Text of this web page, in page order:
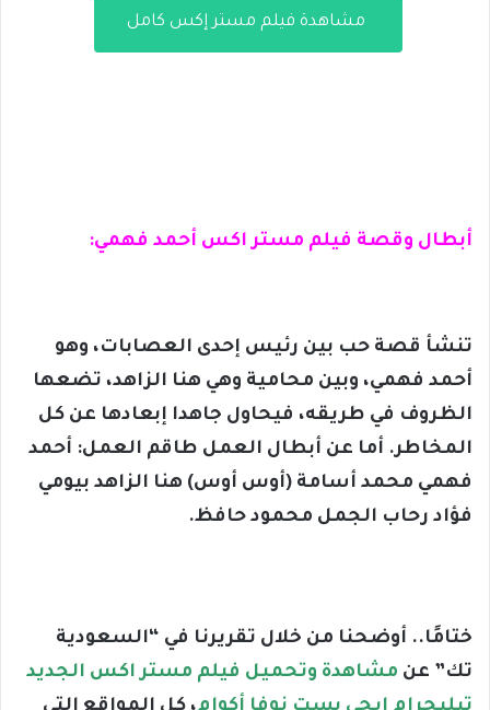
مشاهدة فيلم مستر إكس كامل
أبطال وقصة فيلم مستر اكس أحمد فهمي:
تنشأ قصة حب بين رئيس إحدى العصابات، وهو
أحمد فهمي، وبين محامية وهي هنا الزاهد، تضعها
الظروف في طريقه، فيحاول جاهدا إبعادها عن كل
المخاطر. أما عن أبطال العمل طاقم العمل: أحمد
فهمي محمد أسامة (أوس أوس) هنا الزاهد بيومي
فؤاد رحاب الجمل محمود حافظ.
ختامًا.. أوضحنا من خلال تقريرنا في “السعودية
تك” عن مشاهدة وتحميل فيلم مستر اكس الجديد